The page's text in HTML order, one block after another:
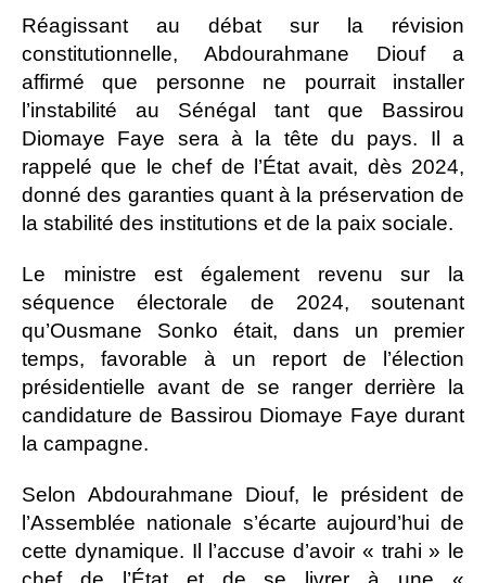
Réagissant au débat sur la révision
constitutionnelle, Abdourahmane Diouf a
affirmé que personne ne pourrait installer
l’instabilité au Sénégal tant que Bassirou
Diomaye Faye sera à la tête du pays. Il a
rappelé que le chef de l’État avait, dès 2024,
donné des garanties quant à la préservation de
la stabilité des institutions et de la paix sociale.
Le ministre est également revenu sur la
séquence électorale de 2024, soutenant
qu’Ousmane Sonko était, dans un premier
temps, favorable à un report de l’élection
présidentielle avant de se ranger derrière la
candidature de Bassirou Diomaye Faye durant
la campagne.
Selon Abdourahmane Diouf, le président de
l’Assemblée nationale s’écarte aujourd’hui de
cette dynamique. Il l’accuse d’avoir « trahi » le